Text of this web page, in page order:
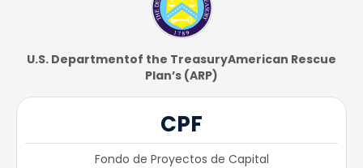
U.S. Department​of the Treasury​American Rescue
Plan’s (ARP)
CPF
Fondo de Proyectos de Capital